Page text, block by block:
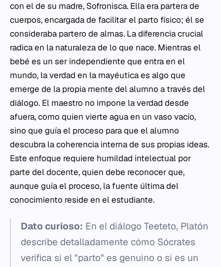
con el de su madre, Sofronisca. Ella era partera de
cuerpos, encargada de facilitar el parto físico; él se
consideraba partero de almas. La diferencia crucial
radica en la naturaleza de lo que nace. Mientras el
bebé es un ser independiente que entra en el
mundo, la verdad en la mayéutica es algo que
emerge de la propia mente del alumno a través del
diálogo. El maestro no impone la verdad desde
afuera, como quien vierte agua en un vaso vacío,
sino que guía el proceso para que el alumno
descubra la coherencia interna de sus propias ideas.
Este enfoque requiere humildad intelectual por
parte del docente, quien debe reconocer que,
aunque guía el proceso, la fuente última del
conocimiento reside en el estudiante.
Dato curioso: En el diálogo Teeteto, Platón
describe detalladamente cómo Sócrates
verifica si el "parto" es genuino o si es un